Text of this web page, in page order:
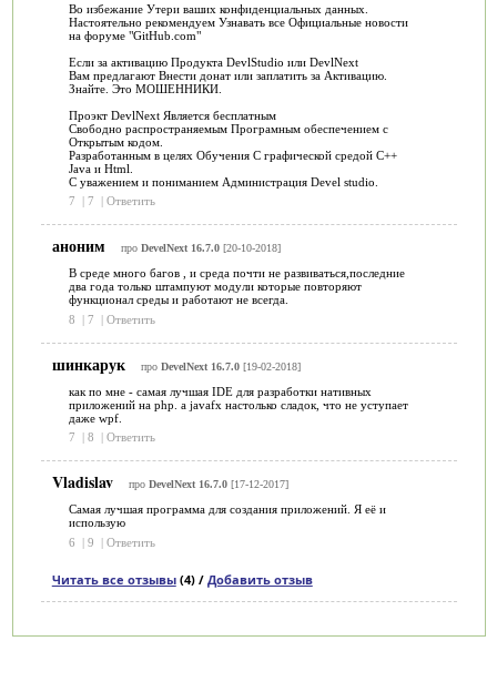
Во избежание Утери ваших конфиденциальных данных.
Настоятельно рекомендуем Узнавать все Официальные новости
на форуме "GitHub.com"
Если за активацию Продукта DevlStudio или DevlNext
Вам предлагают Внести донат или заплатить за Активацию.
Знайте. Это МОШЕННИКИ.
Проэкт DevlNext Является бесплатным
Свободно распространяемым Програмным обеспечением с
Открытым кодом.
Разработанным в целях Обучения С графической средой С++
Java и Html.
С уважением и пониманием Администрация Devel studio.
7
7 Ответить
аноним про DevelNext 16.7.0[20-10-2018]
В среде много багов , и среда почти не развиваться,последние
два года только штампуют модули которые повторяют
функционал среды и работают не всегда.
8
| 7 | Ответить
шинкарук про DevelNext 16.7.0[19-02-2018]
как по мне - самая лучшая IDE для разработки нативных
приложений на php. а javafx настолько сладок, что не уступает
даже wpf.
7
8 Ответить
Vladislav про DevelNext 16.7.0[17-12-2017]
Самая лучшая программа для создания приложений. Я её и
использую
6
| 9 | Ответить
Читать все отзывы(4) / Добавить отзыв